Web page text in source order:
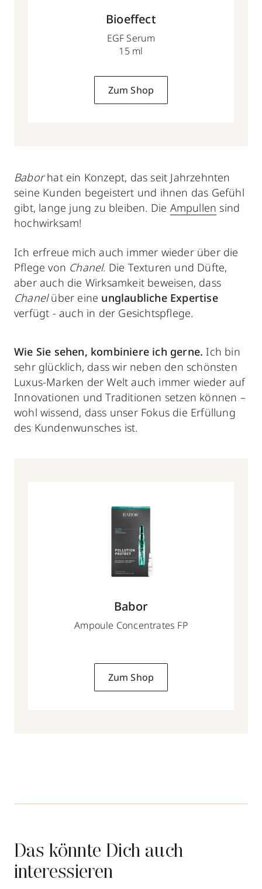
Bioeffect
EGF Serum
15 ml
Zum Shop
Baborhat ein Konzept, das seit Jahrzehnten
seine Kunden begeistert und ihnen das Gefühl
gibt, lange jung zu bleiben. Die Ampullen sind
hochwirksam!
Ich erfreue mich auch immer wieder über die
Pflege von Chanel. Die Texturen und Düfte,
aber auch die Wirksamkeit beweisen, dass
Chanelüber eine unglaubliche Expertise
verfügt - auch in der Gesichtspflege.
Wie Sie sehen, kombiniere ich gerne. Ich bin
sehr glücklich, dass wir neben den schönsten
Luxus-Marken der Welt auch immer wieder auf
Innovationen und Traditionen setzen können –
wohl wissend, dass unser Fokus die Erfüllung
des Kundenwunsches ist.
Babor
Ampoule Concentrates FP
Zum Shop
Das könnte Dich auch
interessieren